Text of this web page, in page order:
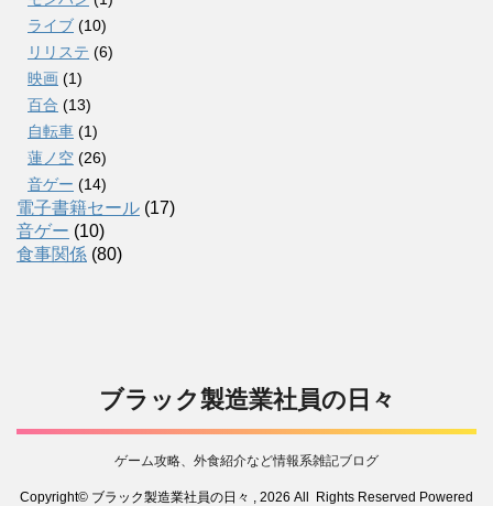
ライブ (10)
リリステ (6)
映画 (1)
百合 (13)
自転車 (1)
蓮ノ空 (26)
音ゲー (14)
電子書籍セール (17)
音ゲー (10)
食事関係 (80)
ブラック製造業社員の日々
ゲーム攻略、外食紹介など情報系雑記ブログ
Copyright© ブラック製造業社員の日々 , 2026 All Rights Reserved Powered